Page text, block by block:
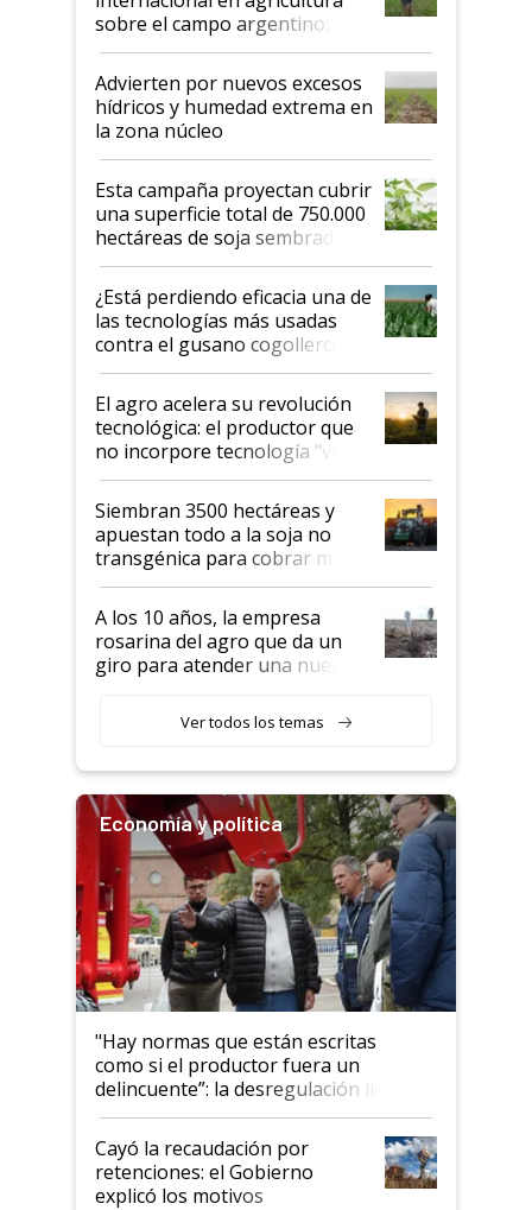
sobre el campo argentino:
"Estoy muy impresionado"
Advierten por nuevos excesos
hídricos y humedad extrema en
la zona núcleo
Esta campaña proyectan cubrir
una superficie total de 750.000
hectáreas de soja sembradas
con una nueva generación de
variedades que marcan un
salto tecnológico en genética y
rendimiento
¿Está perdiendo eficacia una de
las tecnologías más usadas
contra el gusano cogollero? El
desafío de una tecnología clave
El agro acelera su revolución
tecnológica: el productor que
no incorpore tecnología "va a
perder el tren"
Siembran 3500 hectáreas y
apuestan todo a la soja no
transgénica para cobrar más
por tonelada: compraron un
semillero
A los 10 años, la empresa
rosarina del agro que da un
giro para atender una nueva
Ver todos los temas
Economía y política
"Hay normas que están escritas
como si el productor fuera un
delincuente”: la desregulación llegó
al Congreso Aapresid y hasta se
habló del financiamiento al IPCVA
Cayó la recaudación por
retenciones: el Gobierno
explicó los motivos